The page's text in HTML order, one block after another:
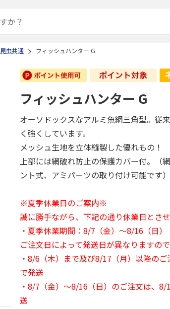
昆虫共通 フィッシュハンター G
フィッシュハンター G
オーソドックスなアルミ魚網三角型。従
く強くしています。
メッシュ生地を立体縫製した優れもの！
上部には網破れ防止の保護カバー付。（
ント式、アミパーツの取り付け可能です）
※夏季休業日のご案内※
誠に勝手ながら、下記の通り休業日とさせ
・夏季休業期間：8/7（金）～8/16（日）
ご注文日によって発送日が異なりますの
・8/6（木）まで及び8/17（月）以降の
で発送
・8/7（金）～8/16（日）のご注文は、
送